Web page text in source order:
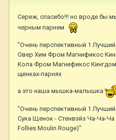
Сереж, спасибо!!! но вроде бы
черным парнем
"Очень перспективный 1
Овер Хим Фром Магнификос
Кола Фром Магнификос
щенках-парнях
а это наша мышка-малышка
"Очень перспективный 1
Сука Щенок - Стенвэйз Ча-Ча-Ча
Follies Moulin Rouge)"